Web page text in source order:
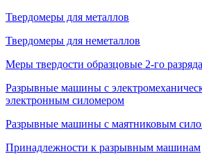
Твердомеры для металлов
Твердомеры для неметаллов
Меры твердости образцовые 2-го разряда
Разрывные машины с
электронным силомером
Разрывные машины с маятниковым
Принадлежности к разрывным машинам